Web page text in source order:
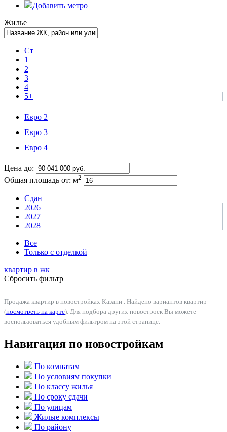
Добавить метро
Жилье
Ст
1
2
3
4
5+
Евро 2
Евро 3
Евро 4
Цена до:
Общая площадь от: м2
Сдан
2026
2027
2028
Все
Только с отделкой
квартир в жк
Сбросить фильтр
Продажа квартир в новостройках Казани . Найдено вариантов квартир
(посмотреть на карте). Для подбора других новостроек Вы можете
воспользоваться удобным фильтром на этой странице.
Навигация по новостройкам
По комнатам
По условиям покупки
По классу жилья
По сроку сдачи
По улицам
Жилые комплексы
По району